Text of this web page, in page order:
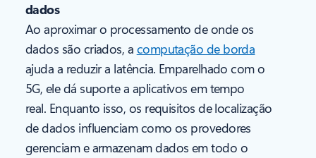
dados
Ao aproximar o processamento de onde os
dados são criados, a computação de borda
ajuda a reduzir a latência. Emparelhado com o
5G, ele dá suporte a aplicativos em tempo
real. Enquanto isso, os requisitos de localização
de dados influenciam como os provedores
gerenciam e armazenam dados em todo o